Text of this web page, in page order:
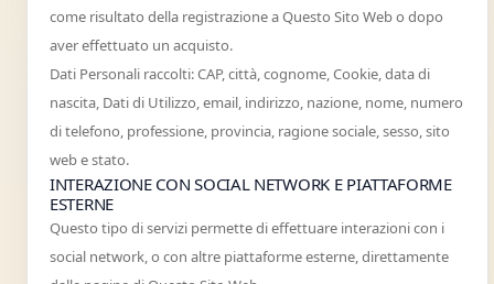
come risultato della registrazione a Questo Sito Web o dopo
aver effettuato un acquisto.
Dati Personali raccolti: CAP, città, cognome, Cookie, data di
nascita, Dati di Utilizzo, email, indirizzo, nazione, nome, numero
di telefono, professione, provincia, ragione sociale, sesso, sito
web e stato.
INTERAZIONE CON SOCIAL NETWORK E PIATTAFORME
ESTERNE
Questo tipo di servizi permette di effettuare interazioni con i
social network, o con altre piattaforme esterne, direttamente